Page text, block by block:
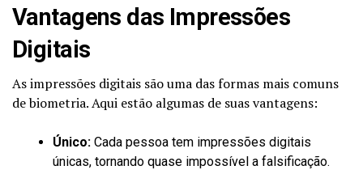
Vantagens das Impressões
Digitais
As impressões digitais são uma das formas mais comuns
de biometria. Aqui estão algumas de suas vantagens:
Único: Cada pessoa tem impressões digitais
únicas, tornando quase impossível a falsificação.